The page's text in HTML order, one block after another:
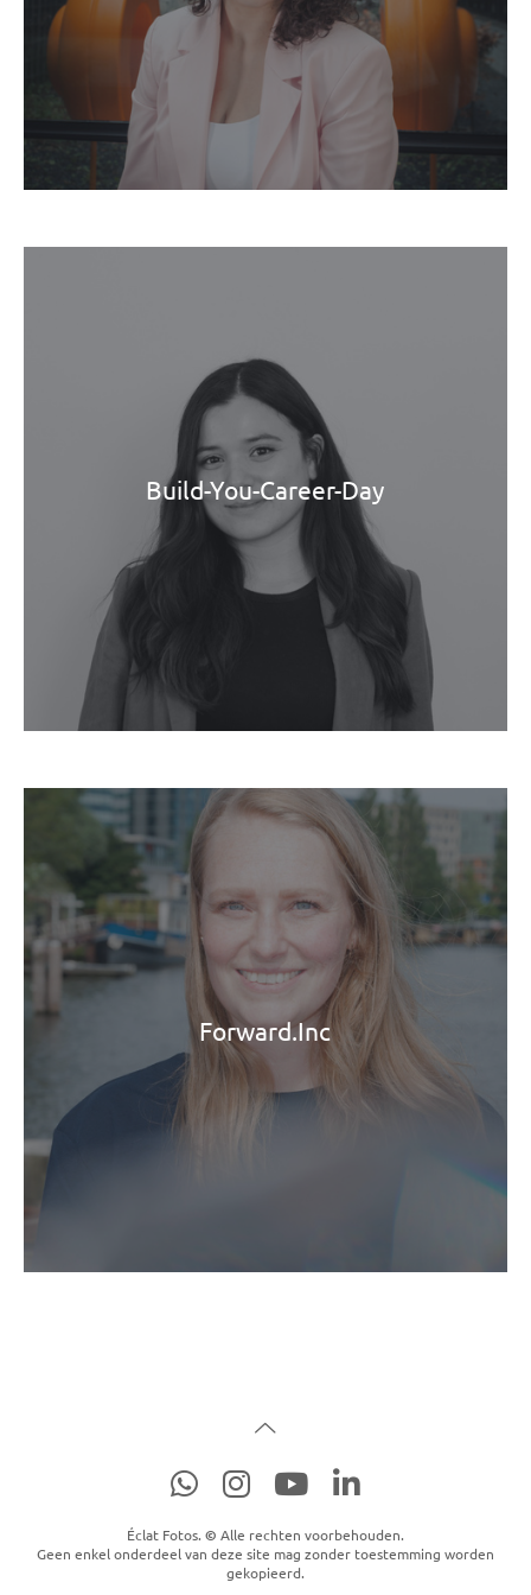
Build-You-Career-Day
Forward.Inc
Éclat Fotos. © Alle rechten voorbehouden.
Geen enkel onderdeel van deze site mag zonder toestemming worden
gekopieerd.